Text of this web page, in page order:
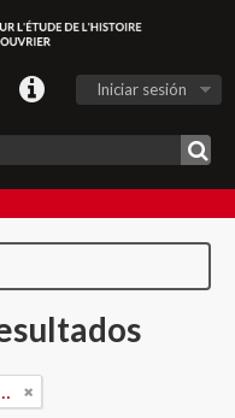
Iniciar sesión
de nivel superior